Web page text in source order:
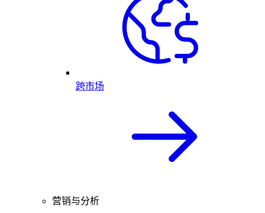
跨市场
营销与分析